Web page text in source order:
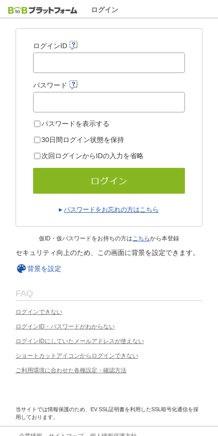
ログイン
ログインID
パスワード
パスワードを表示する
30日間ログイン状態を保持
次回ログインからIDの入力を省略
パスワードをお忘れの方はこちら
仮ID・仮パスワードをお持ちの方はこちらから本登録
セキュリティ向上のため、この画面に背景を設定できます。
背景を設定
FAQ
ログインできない
ログインID・パスワードがわからない
ログインIDにしていたメールアドレスが使えない
ショートカットアイコンからログインできない
ご利用環境に合わせた各種設定・確認方法
当サイトでは情報保護のため、EV SSL証明書を利用したSSL暗号化通信を採
用しております。